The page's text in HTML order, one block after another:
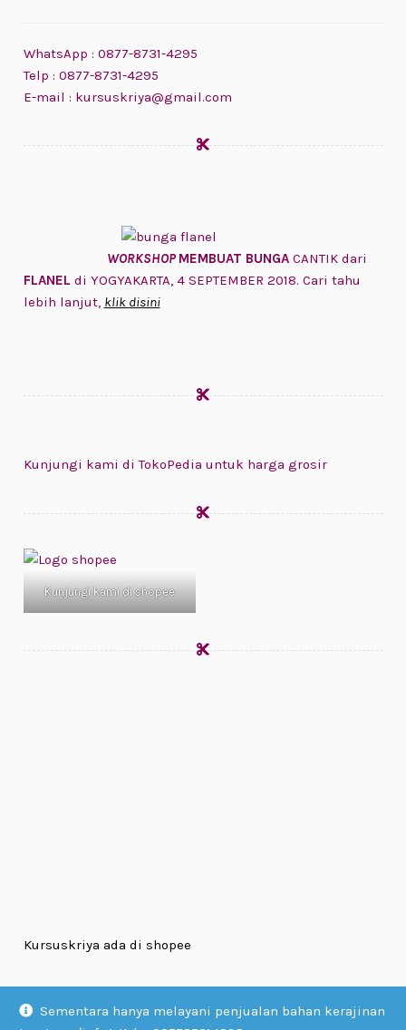
Sementara hanya melayani penjualan bahan kerajinan
WhatsApp : 0877-8731-4295
Telp : 0877-8731-4295
E-mail : kursuskriya@gmail.com
WORKSHOP MEMBUAT BUNGACANTIK dari
FLANEL di YOGYAKARTA, 4 SEPTEMBER 2018. Cari tahu
lebih lanjut, klik disini
Kunjungi kami di TokoPedia untuk harga grosir
Kunjungi kami di shopee
Kursuskriya ada di shopee